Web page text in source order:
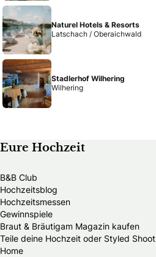
Naturel Hotels & Resorts
Latschach / Oberaichwald
Stadlerhof Wilhering
Wilhering
Eure Hochzeit
B&B Club
Hochzeitsblog
Hochzeitsmessen
Gewinnspiele
Braut & Bräutigam Magazin kaufen
Teile deine Hochzeit oder Styled Shoot
Home